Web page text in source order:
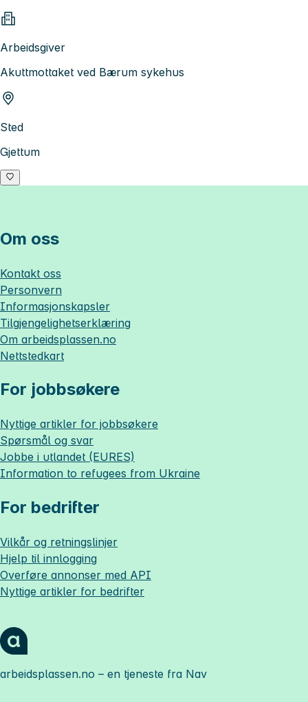
Arbeidsgiver
Akuttmottaket ved Bærum sykehus
Sted
Gjettum
Om oss
Kontakt oss
Personvern
Informasjonskapsler
Tilgjengelighetserklæring
Om arbeidsplassen.no
Nettstedkart
For jobbsøkere
Nyttige artikler for jobbsøkere
Spørsmål og svar
Jobbe i utlandet (EURES)
Information to refugees from Ukraine
For bedrifter
Vilkår og retningslinjer
Hjelp til innlogging
Overføre annonser med API
Nyttige artikler for bedrifter
arbeidsplassen.no – en tjeneste fra Nav